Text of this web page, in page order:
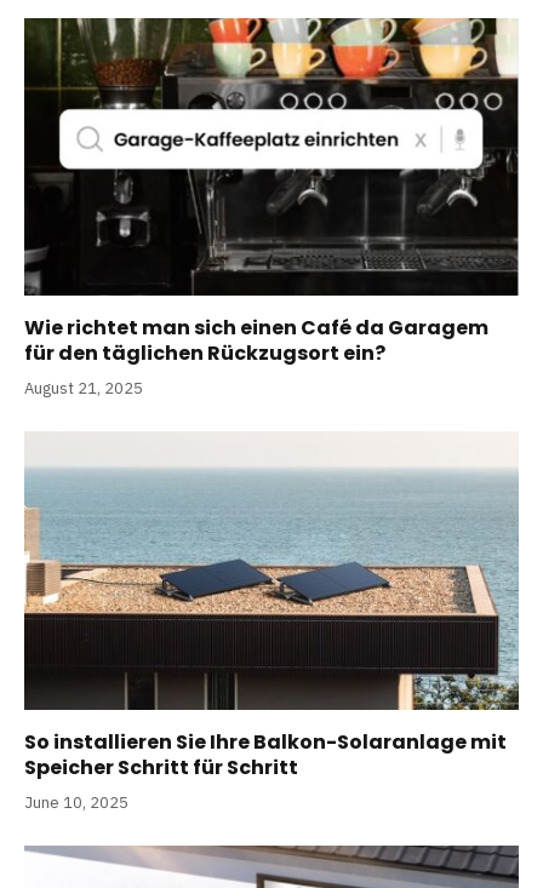
Wie richtet man sich einen Café da Garagem
für den täglichen Rückzugsort ein?
August 21, 2025
So installieren Sie Ihre Balkon-Solaranlage mit
Speicher Schritt für Schritt
June 10, 2025